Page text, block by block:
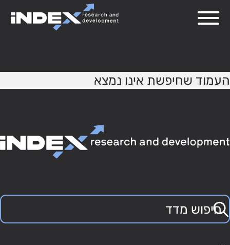
העמוד שחיפשת אינו נמצא